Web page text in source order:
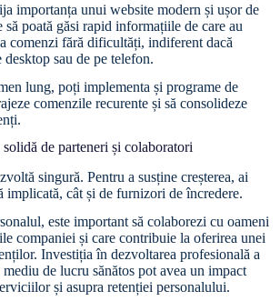
importanța unui website modern și ușor de
poată găsi rapid informațiile de care au
comenzi fără dificultăți, indiferent dacă
desktop sau de pe telefon.
lung, poți implementa și programe de
comenzile recurente și să consolideze
de parteneri și colaboratori
singură. Pentru a susține creșterea, ai
implicată, cât și de furnizori de încredere.
este important să colaborezi cu oameni
companiei și care contribuie la oferirea unei
Investiția în dezvoltarea profesională a
de lucru sănătos pot avea un impact
și asupra retenției personalului.